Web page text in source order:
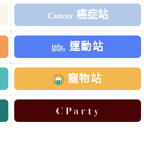
癌症站
運動站
寵物站